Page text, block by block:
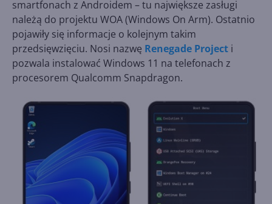
smartfonach z Androidem – tu największe zasługi
należą do projektu WOA (Windows On Arm). Ostatnio
pojawiły się informacje o kolejnym takim
przedsięwzięciu. Nosi nazwę Renegade Project i
pozwala instalować Windows 11 na telefonach z
procesorem Qualcomm Snapdragon.